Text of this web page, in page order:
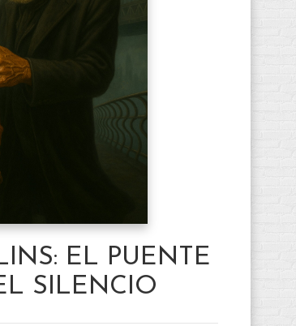
EL PUENTE
SILENCIO